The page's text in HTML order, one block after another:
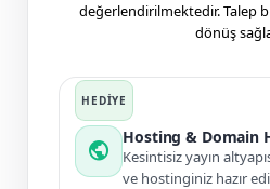
değerlendirilmektedir. Talep
dönüş
public
Hosting & Domain
Kesintisiz yayın
ve hostinginiz hazır